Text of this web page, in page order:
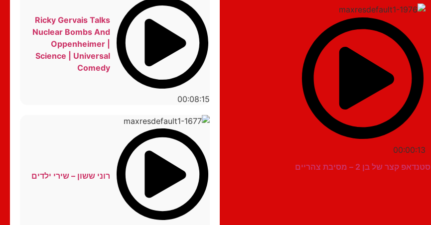
00:00:13
סטנדאפ קצר של בן 2 – מסיבת צהריים
00:08:15
Ricky Gervais Talks
Nuclear Bombs And
Oppenheimer |
Science | Universal
Comedy
רוני ששון – שירי ילדים